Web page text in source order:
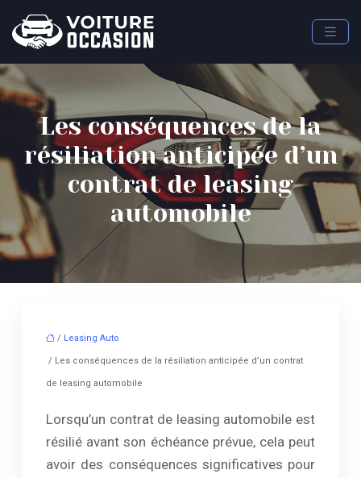
Les conséquences de la
résiliation anticipée d’un
contrat de leasing
automobile
/ Leasing Auto
/ Les conséquences de la résiliation anticipée d’un contrat
de leasing automobile
Lorsqu’un contrat de leasing automobile est
résilié avant son échéance prévue, cela peut
avoir des conséquences significatives pour